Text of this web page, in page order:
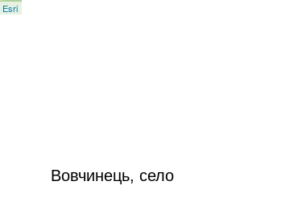
Esri
Вовчинець, село